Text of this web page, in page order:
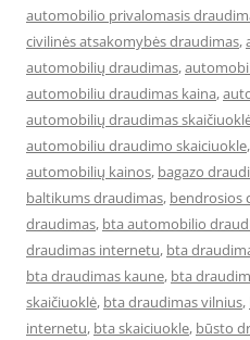
automobilio privalomasis
civilinės atsakomybės draudimas,
automobilių draudimas,
automobiliu draudimas kaina,
automobilių draudimas
automobiliu draudimo skaiciuokle,
automobilių kainos, bagazo
baltikums draudimas, bendrosios
draudimas, bta automobilio
draudimas internetu, bta
bta draudimas kaune, bta
skaičiuoklė, bta draudimas vilnius,
internetu, bta skaiciuokle, būsto